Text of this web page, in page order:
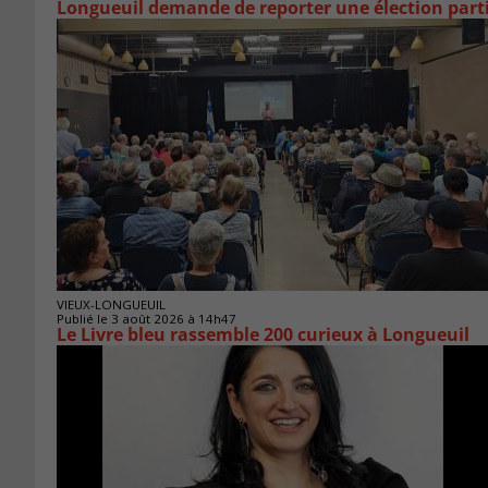
Longueuil demande de reporter une élection
VIEUX-LONGUEUIL
Publié le 3 août 2026 à 14h47
Le Livre bleu rassemble 200 curieux à Longueuil